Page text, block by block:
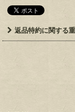
返品特約に関する